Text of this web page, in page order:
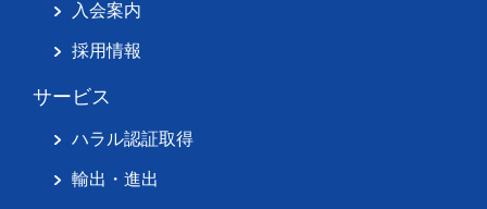
入会案内
採用情報
サービス
ハラル認証取得
輸出・進出